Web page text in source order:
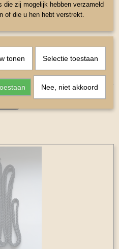
12 cm
die zij mogelijk hebben verzameld
of die u hen hebt verstrekt.
tonen Selectie toestaan
Nee, niet akkoord